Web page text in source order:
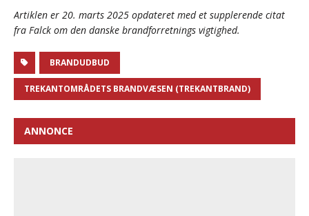
Artiklen er 20. marts 2025 opdateret med et supplerende citat
fra Falck om den danske brandforretnings vigtighed.
BRANDUDBUD
TREKANTOMRÅDETS BRANDVÆSEN (TREKANTBRAND)
ANNONCE